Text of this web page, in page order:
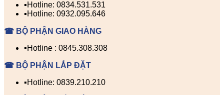
▪️Hotline: 0834.531.531
▪️Hotline: 0932.095.646
☎ BỘ PHẬN GIAO HÀNG
▪️Hotline : 0845.308.308
☎ BỘ PHẬN LẮP ĐẶT
▪️Hotline: 0839.210.210